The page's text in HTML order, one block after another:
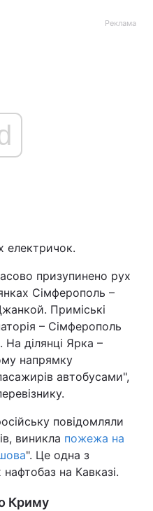
Реклама
електричок.
призупинено рух
Сімферополь –
Приміські
– Сімферополь
На ділянці Ярка –
напрямку
автобусами",
повідомляли
виникла пожежа на
". Це одна з
на Кавказі.
Криму